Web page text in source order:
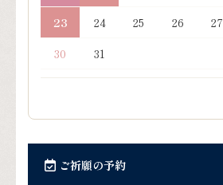
23
24 25 26 27
30
31
ご祈願の予約